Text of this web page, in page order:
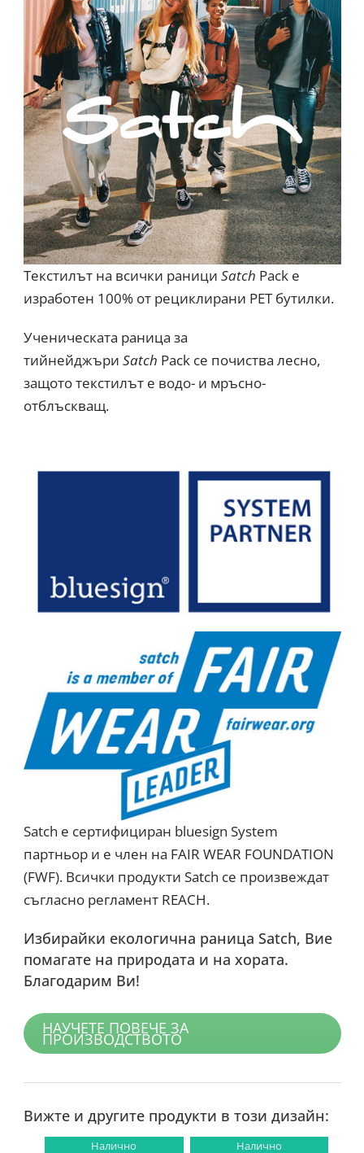
Текстилът на всички ранициSatch Pack е
изработен 100% от рециклирани PET бутилки.
Ученическата раница за
тийнейджъриSatch Pack се почиства лесно,
защото текстилът е водо- и мръсно-
отблъскващ.
Satch е сертифициран bluesign System
партньор и е член на FAIR WEAR FOUNDATION
(FWF). Всички продукти Satch се произвеждат
съгласно регламент REACH.
Избирайки екологична раница Satch, Вие
помагате на природата и на хората.
Благодарим Ви!
НАУЧЕТЕ ПОВЕЧЕ ЗА
ПРОИЗВОДСТВОТО
Вижте и другите продукти в този дизайн:
Налично Налично
Промоция!
продукта преди сезона!
РАЗГЛЕДАЙ
количествата.